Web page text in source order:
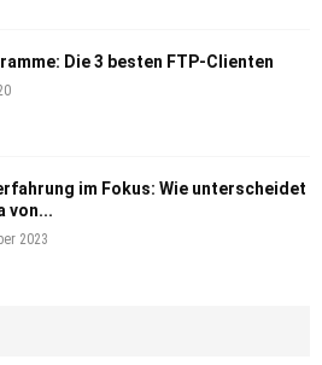
Die 3 besten FTP-Clienten
im Fokus: Wie unterscheidet
von...
2023